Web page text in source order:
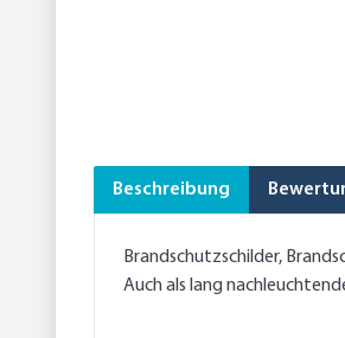
Beschreibung
Brandschutzschilder,
Auch als lang